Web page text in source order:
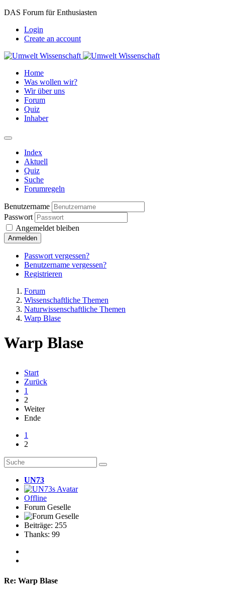
DAS Forum für Enthusiasten
Login
Create an account
Home
Was wollen wir?
Wir über uns
Forum
Quiz
Inhaber
Index
Aktuell
Quiz
Suche
Forumregeln
Benutzername
Passwort
Angemeldet bleiben
Anmelden
Passwort vergessen?
Benutzername vergessen?
Registrieren
Forum
Wissenschaftliche Themen
Naturwissenschaftliche Themen
Warp Blase
Warp Blase
Start
Zurück
1
2
Weiter
Ende
1
2
UN73
Offline
Forum Geselle
Beiträge: 255
Thanks: 99
Re: Warp Blase